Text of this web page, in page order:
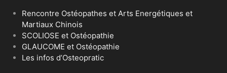
Rencontre Ostéopathes et Arts Energétiques et
Martiaux Chinois
SCOLIOSE et Ostéopathie
GLAUCOME et Ostéopathie
Les infos d’Osteopratic